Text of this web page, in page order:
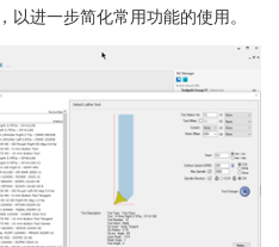
进一步简化常用功能的使用。